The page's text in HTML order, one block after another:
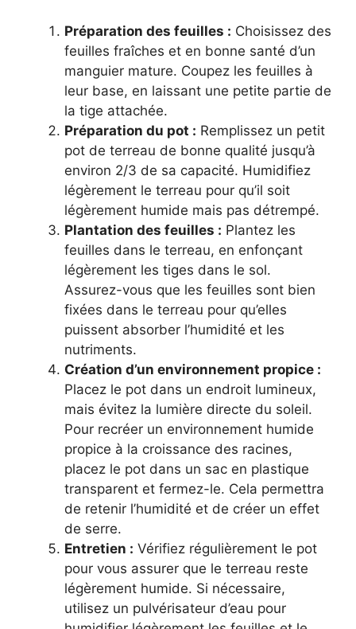
Préparation des feuilles : Choisissez des
feuilles fraîches et en bonne santé d’un
manguier mature. Coupez les feuilles à
leur base, en laissant une petite partie de
la tige attachée.
Préparation du pot : Remplissez un petit
pot de terreau de bonne qualité jusqu’à
environ 2/3 de sa capacité. Humidifiez
légèrement le terreau pour qu’il soit
légèrement humide mais pas détrempé.
Plantation des feuilles : Plantez les
feuilles dans le terreau, en enfonçant
légèrement les tiges dans le sol.
Assurez-vous que les feuilles sont bien
fixées dans le terreau pour qu’elles
puissent absorber l’humidité et les
nutriments.
Création d’un environnement propice :
Placez le pot dans un endroit lumineux,
mais évitez la lumière directe du soleil.
Pour recréer un environnement humide
propice à la croissance des racines,
placez le pot dans un sac en plastique
transparent et fermez-le. Cela permettra
de retenir l’humidité et de créer un effet
de serre.
Entretien : Vérifiez régulièrement le pot
pour vous assurer que le terreau reste
légèrement humide. Si nécessaire,
utilisez un pulvérisateur d’eau pour